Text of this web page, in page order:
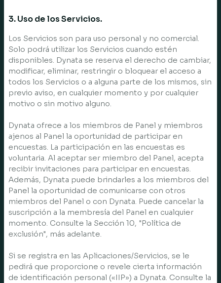
3. Uso de los Servicios.
Los Servicios son para uso personal y no comercial.
Solo podrá utilizar los Servicios cuando estén
disponibles. Dynata se reserva el derecho de cambiar,
modificar, eliminar, restringir o bloquear el acceso a
todos los Servicios o a alguna parte de los mismos, sin
previo aviso, en cualquier momento y por cualquier
motivo o sin motivo alguno.
Dynata ofrece a los miembros de Panel y miembros
ajenos al Panel la oportunidad de participar en
encuestas. La participación en las encuestas es
voluntaria. Al aceptar ser miembro del Panel, acepta
recibir invitaciones para participar en encuestas.
Además, Dynata puede brindarles a los miembros del
Panel la oportunidad de comunicarse con otros
miembros del Panel o con Dynata. Puede cancelar la
suscripción a la membresía del Panel en cualquier
momento. Consulte la Sección 10, "Política de
exclusión", más adelante.
Si se registra en las Aplicaciones/Servicios, se le
pedirá que proporcione o revele cierta información
de identificación personal («IIP») a Dynata. Consulte la